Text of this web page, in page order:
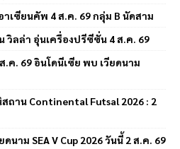
เซียนคัพ 4 ส.ค. 69 กลุ่ม B นัดสาม
ลล่า อุ่นเครื่องปรีซีซั่น 4 ส.ค. 69
ค. 69 อินโดนีเซีย พบ เวียดนาม
าน Continental Futsal 2026 : 2
นาม SEA V Cup 2026 วันนี้ 2 ส.ค. 69